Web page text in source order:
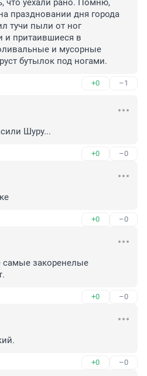
что уехали рано. Помню,
праздновании дня города
тучи пыли от ног
и притаившиеся в
и мусорные
бутылок под ногами.
+0 –1
Шуру...
+0 –0
+0 –0
самые закоренелые
+0 –0
+0 –0